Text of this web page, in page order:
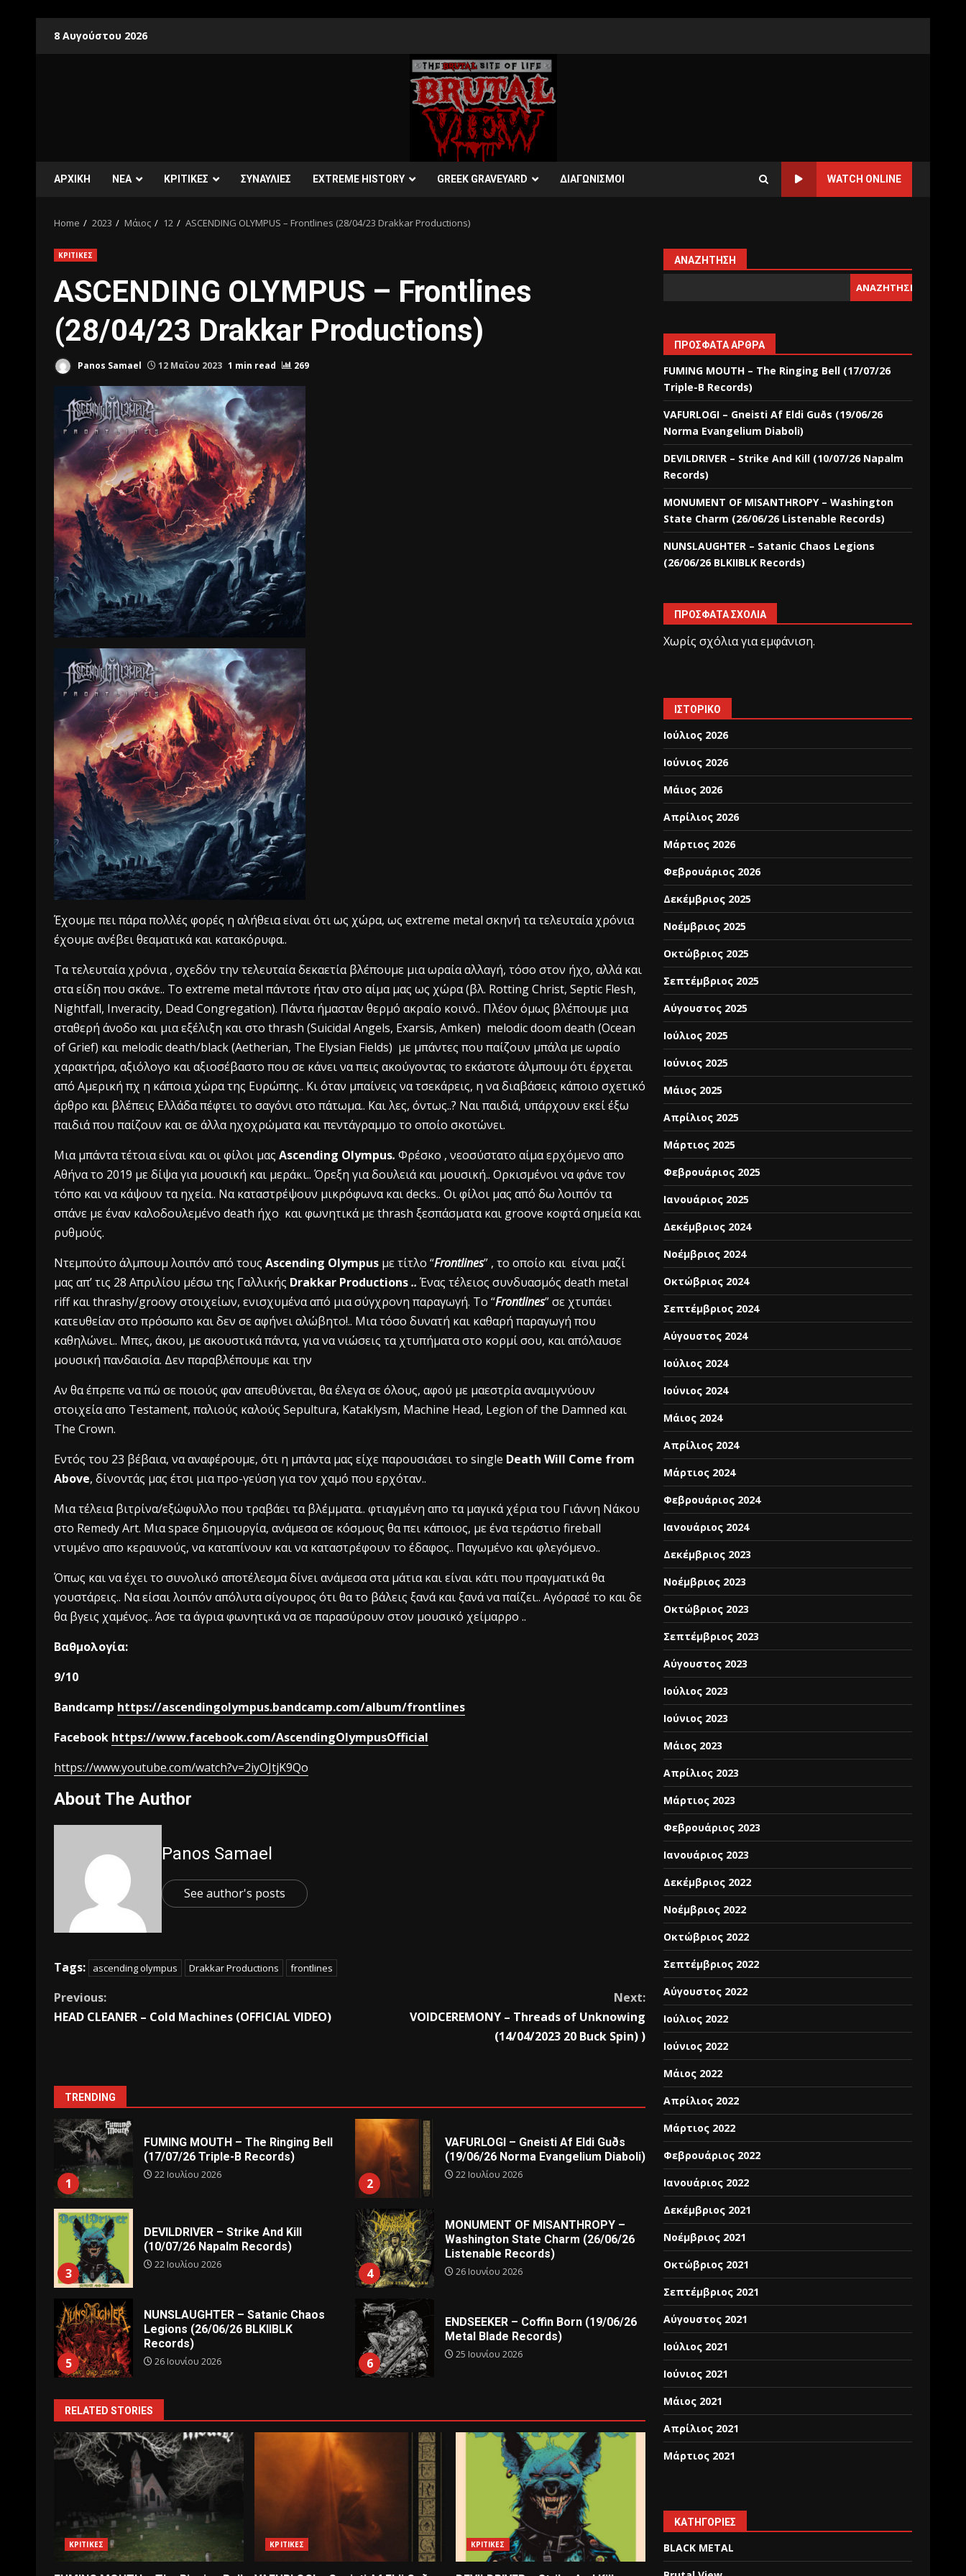
8 Αυγούστου 2026
ΑΡΧΙΚΗ ΝΕΑ ΚΡΙΤΙΚΕΣ ΣΥΝΑΥΛΙΕΣ EXTREME HISTORY GREEK GRAVEYARD ΔΙΑΓΩΝΙΣΜΟΙ WATCH ONLINE
Home 2023 Μάιος 12 ASCENDING OLYMPUS – Frontlines (28/04/23 Drakkar Productions)
ΚΡΙΤΙΚΕΣ
ASCENDING OLYMPUS – Frontlines
(28/04/23 Drakkar Productions)
Panos Samael 12 Μαΐου 2023 1 min read 269
Έχουμε πει πάρα πολλές φορές η αλήθεια είναι ότι ως χώρα, ως extreme metal σκηνή τα τελευταία χρόνια
έχουμε ανέβει θεαματικά και κατακόρυφα..
Τα τελευταία χρόνια , σχεδόν την τελευταία δεκαετία βλέπουμε μια ωραία αλλαγή, τόσο στον ήχο, αλλά και
στα είδη που σκάνε.. Το extreme metal πάντοτε ήταν στο αίμα μας ως χώρα (βλ. Rotting Christ, Septic Flesh,
Nightfall, Inveracity, Dead Congregation). Πάντα ήμασταν θερμό ακραίο κοινό.. Πλέον όμως βλέπουμε μια
σταθερή άνοδο και μια εξέλιξη και στο thrash (Suicidal Angels, Exarsis, Αmken) melodic doom death (Ocean
of Grief) και melodic death/black (Aetherian, The Elysian Fields) με μπάντες που παίζουν μπάλα με ωραίο
χαρακτήρα, αξιόλογο και αξιοσέβαστο που σε κάνει να πεις ακούγοντας το εκάστοτε άλμπουμ ότι έρχεται
από Αμερική πχ η κάποια χώρα της Ευρώπης.. Κι όταν μπαίνεις να τσεκάρεις, η να διαβάσεις κάποιο σχετικό
άρθρο και βλέπεις Ελλάδα πέφτει το σαγόνι στο πάτωμα.. Και λες, όντως..? Ναι παιδιά, υπάρχουν εκεί έξω
παιδιά που παίζουν και σε άλλα ηχοχρώματα και πεντάγραμμο το οποίο σκοτώνει.
Μια μπάντα τέτοια είναι και οι φίλοι μας Αscending Οlympus. Φρέσκο , νεοσύστατο αίμα ερχόμενο απο
Αθήνα το 2019 με δίψα για μουσική και μεράκι.. Όρεξη για δουλειά και μουσική.. Ορκισμένοι να φάνε τον
τόπο και να κάψουν τα ηχεία.. Να καταστρέψουν μικρόφωνα και decks.. Οι φίλοι μας από δω λοιπόν τα
σπάνε με έναν καλοδουλεμένο death ήχο και φωνητικά με thrash ξεσπάσματα και groove κοφτά σημεία και
ρυθμούς.
Ντεμπούτο άλμπουμ λοιπόν από τους Ascending Olympus με τίτλο “Frontlines” , το οποίο και είναι μαζί
μας απ’ τις 28 Απριλίου μέσω της Γαλλικής Drakkar Productions.. Ένας τέλειος συνδυασμός death metal
riff και thrashy/groovy στοιχείων, ενισχυμένα από μια σύγχρονη παραγωγή. Το “Frontlines” σε χτυπάει
κατευθείαν στο πρόσωπο και δεν σε αφήνει αλώβητο!.. Μια τόσο δυνατή και καθαρή παραγωγή που
καθηλώνει.. Μπες, άκου, με ακουστικά πάντα, για να νιώσεις τα χτυπήματα στο κορμί σου, και απόλαυσε
μουσική πανδαισία. Δεν παραβλέπουμε και την
Aν θα έπρεπε να πώ σε ποιούς φαν απευθύνεται, θα έλεγα σε όλους, αφού με μαεστρία αναμιγνύουν
στοιχεία απο Testament, παλιούς καλούς Sepultura, Κataklysm, Machine Head, Legion of the Damned και
Τhe Crown.
Εντός του 23 βέβαια, να αναφέρουμε, ότι η μπάντα μας είχε παρουσιάσει το single Death Will Come from
Above, δίνοντάς μας έτσι μια προ-γεύση για τον χαμό που ερχόταν..
Μια τέλεια βιτρίνα/εξώφυλλο που τραβάει τα βλέμματα.. φτιαγμένη απο τα μαγικά χέρια του Γιάννη Νάκου
στο Remedy Art. Μια space δημιουργία, ανάμεσα σε κόσμους θα πει κάποιος, με ένα τεράστιο fireball
ντυμένο απο κεραυνούς, να καταπίνουν και να καταστρέφουν το έδαφος.. Παγωμένο και φλεγόμενο..
Όπως και να έχει το συνολικό αποτέλεσμα δίνει ανάμεσα στα μάτια και είναι κάτι που πραγματικά θα
γουστάρεις.. Να είσαι λοιπόν απόλυτα σίγουρος ότι θα το βάλεις ξανά και ξανά να παίζει.. Αγόρασέ το και δε
θα βγεις χαμένος.. Άσε τα άγρια φωνητικά να σε παρασύρουν στον μουσικό χείμαρρο ..
Βαθμολογία:
9/10
Bandcamp https://ascendingolympus.bandcamp.com/album/frontlines
Facebook https://www.facebook.com/AscendingOlympusOfficial
https://www.youtube.com/watch?v=2iyOJtjK9Qo
About The Author
Panos Samael
See author's posts
Tags: ascending olympus Drakkar Productions frontlines
Previous:
HEAD CLEANER – Cold Machines (OFFICIAL VIDEO)
Next:
VOIDCEREMONY – Threads of Unknowing
(14/04/2023 20 Buck Spin) )
TRENDING
1
FUMING MOUTH – The Ringing Bell
(17/07/26 Triple-B Records)
22 Ιουλίου 2026
2
VAFURLOGI – Gneisti Af Eldi Guðs
(19/06/26 Norma Evangelium Diaboli)
22 Ιουλίου 2026
3
DEVILDRIVER – Strike And Kill
(10/07/26 Napalm Records)
22 Ιουλίου 2026
4
MONUMENT OF MISANTHROPY –
Washington State Charm (26/06/26
Listenable Records)
26 Ιουνίου 2026
5
NUNSLAUGHTER – Satanic Chaos
Legions (26/06/26 BLKIIBLK
Records)
26 Ιουνίου 2026 6
ENDSEEKER – Coffin Born (19/06/26
Metal Blade Records)
25 Ιουνίου 2026
RELATED STORIES
ΚΡΙΤΙΚΕΣ ΚΡΙΤΙΚΕΣ ΚΡΙΤΙΚΕΣ
ΑΝΑΖΉΤΗΣΗ
ΑΝΑΖΉΤΗΣΗ
ΠΡΌΣΦΑΤΑ ΆΡΘΡΑ
FUMING MOUTH – The Ringing Bell (17/07/26
Triple-B Records)
VAFURLOGI – Gneisti Af Eldi Guðs (19/06/26
Norma Evangelium Diaboli)
DEVILDRIVER – Strike And Kill (10/07/26 Napalm
Records)
MONUMENT OF MISANTHROPY – Washington
State Charm (26/06/26 Listenable Records)
NUNSLAUGHTER – Satanic Chaos Legions
(26/06/26 BLKIIBLK Records)
ΠΡΌΣΦΑΤΑ ΣΧΌΛΙΑ
Χωρίς σχόλια για εμφάνιση.
ΙΣΤΟΡΙΚΌ
Ιούλιος 2026
Ιούνιος 2026
Μάιος 2026
Απρίλιος 2026
Μάρτιος 2026
Φεβρουάριος 2026
Δεκέμβριος 2025
Νοέμβριος 2025
Οκτώβριος 2025
Σεπτέμβριος 2025
Αύγουστος 2025
Ιούλιος 2025
Ιούνιος 2025
Μάιος 2025
Απρίλιος 2025
Μάρτιος 2025
Φεβρουάριος 2025
Ιανουάριος 2025
Δεκέμβριος 2024
Νοέμβριος 2024
Οκτώβριος 2024
Σεπτέμβριος 2024
Αύγουστος 2024
Ιούλιος 2024
Ιούνιος 2024
Μάιος 2024
Απρίλιος 2024
Μάρτιος 2024
Φεβρουάριος 2024
Ιανουάριος 2024
Δεκέμβριος 2023
Νοέμβριος 2023
Οκτώβριος 2023
Σεπτέμβριος 2023
Αύγουστος 2023
Ιούλιος 2023
Ιούνιος 2023
Μάιος 2023
Απρίλιος 2023
Μάρτιος 2023
Φεβρουάριος 2023
Ιανουάριος 2023
Δεκέμβριος 2022
Νοέμβριος 2022
Οκτώβριος 2022
Σεπτέμβριος 2022
Αύγουστος 2022
Ιούλιος 2022
Ιούνιος 2022
Μάιος 2022
Απρίλιος 2022
Μάρτιος 2022
Φεβρουάριος 2022
Ιανουάριος 2022
Δεκέμβριος 2021
Νοέμβριος 2021
Οκτώβριος 2021
Σεπτέμβριος 2021
Αύγουστος 2021
Ιούλιος 2021
Ιούνιος 2021
Μάιος 2021
Απρίλιος 2021
Μάρτιος 2021
KΑΤΗΓΟΡΊΕΣ
BLACK METAL